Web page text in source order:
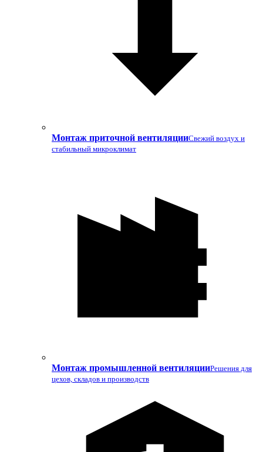
Монтаж приточной вентиляцииСвежий воздух и
стабильный микроклимат
Монтаж промышленной вентиляцииРешения для
цехов, складов и производств